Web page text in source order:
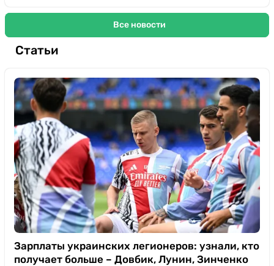
Все новости
Статьи
Зарплаты украинских легионеров: узнали, кто
получает больше – Довбик, Лунин, Зинченко